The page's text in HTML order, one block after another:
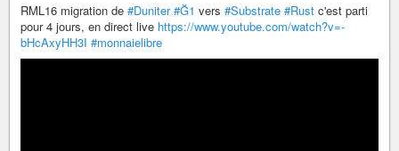
RML16 migration de #Duniter #Ğ1 vers #Substrate #Rust c'est parti
pour 4 jours, en direct live https://www.youtube.com/watch?v=-
bHcAxyHH3I #monnaielibre